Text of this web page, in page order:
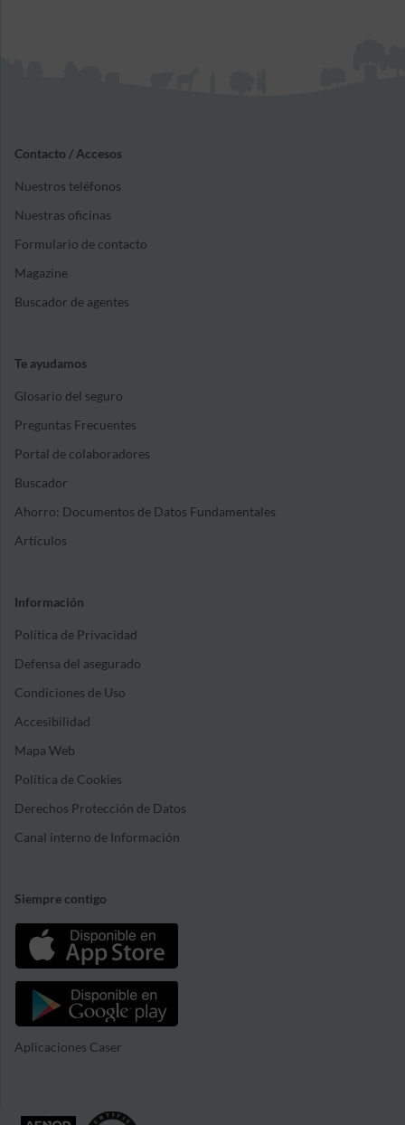
Contacto / Accesos
Nuestros teléfonos
Nuestras oficinas
Formulario de contacto
Magazine
Buscador de agentes
Te ayudamos
Glosario del seguro
Preguntas Frecuentes
Portal de colaboradores
Buscador
Ahorro: Documentos de Datos Fundamentales
Artículos
Información
Política de Privacidad
Defensa del asegurado
Condiciones de Uso
Accesibilidad
Mapa Web
Política de Cookies
Derechos Protección de Datos
Canal interno de Información
Siempre contigo
Aplicaciones Caser